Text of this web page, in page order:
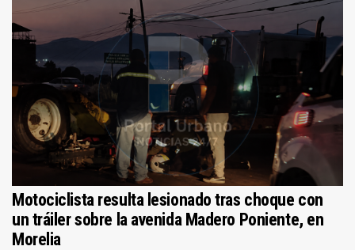
Motociclista resulta lesionado tras choque con
un tráiler sobre la avenida Madero Poniente, en
Morelia